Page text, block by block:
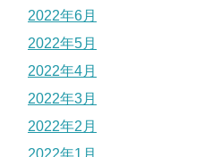
2022年6月
2022年5月
2022年4月
2022年3月
2022年2月